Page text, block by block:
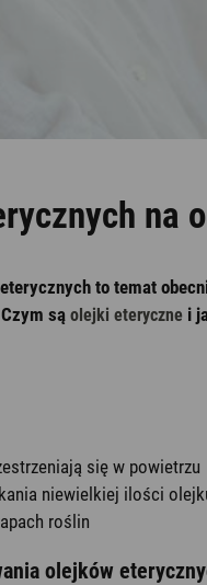
na
to temat
są olejki eteryczne i
się w powietrzu
niewielkiej ilości
roślin
olejków